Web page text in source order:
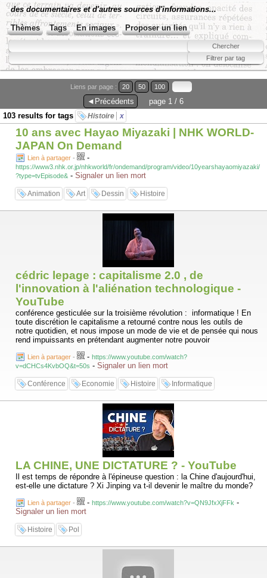
des documentaires et d'autres sources d'informations...
Thèmes Tags En images Proposer un lien
Liens par page : 20 50 100
◄Précédents
page 1 / 6
103 results for tags
Histoire x
10 ans avec Hayao Miyazaki | NHK WORLD-
JAPAN On Demand
Lien à partager - -
https://www3.nhk.or.jp/nhkworld/fr/ondemand/program/video/10yearshayaomiyazaki/
?type=tvEpisode& - Signaler un lien mort
Animation Art Dessin Histoire
cédric lepage : capitalisme 2.0 , de
l'innovation à l'aliénation technologique -
YouTube
conférence gesticulée sur la troisième révolution : informatique ! En
toute discrétion le capitalisme a retourné contre nous les outils de
notre quotidien, et nous impose un mode de vie et de pensée qui nous
rend impuissants en prétendant augmenter notre pouvoir
Lien à partager - - https://www.youtube.com/watch?
v=dCHCs4KvbOQ&t=50s - Signaler un lien mort
Conférence Economie Histoire Informatique
LA CHINE, UNE DICTATURE ? - YouTube
Il est temps de répondre à l'épineuse question : la Chine d'aujourd'hui,
est-elle une dictature ? Xi Jinping va t-il devenir le maître du monde?
Lien à partager - - https://www.youtube.com/watch?v=QN9JfxXjFFk -
Signaler un lien mort
Histoire Pol